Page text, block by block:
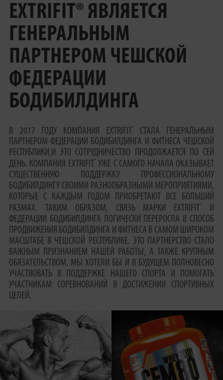
EXTRIFIT® ЯВЛЯЕТСЯ
ГЕНЕРАЛЬНЫМ
ПАРТНЕРОМ ЧЕШСКОЙ
ФЕДЕРАЦИИ
БОДИБИЛДИНГА
В 2017 ГОДУ КОМПАНИЯ EXTRIFIT ®
СТАЛА ГЕНЕРАЛЬНЫМ
ПАРТНЕРОМ ФЕДЕРАЦИИ БОДИБИЛДИНГА И ФИТНЕСА ЧЕШСКОЙ
РЕСПУБЛИКИ,И ЭТО СОТРУДНИЧЕСТВО ПРОДОЛЖАЕТСЯ ПО СЕЙ
ДЕНЬ. КОМПАНИЯ EXTRIFIT ®
УЖЕ С САМОГО НАЧАЛА ОКАЗЫВАЕТ
СУЩЕСТВЕННУЮ ПОДДЕРЖКУ ПРОФЕССИОНАЛЬНОМУ
БОДИБИЛДИНГУ СВОИМИ РАЗНООБРАЗНЫМИ МЕРОПРИЯТИЯМИ,
КОТОРЫЕ С КАЖДЫМ ГОДОМ ПРИОБРЕТАЮТ ВСЕ БОЛЬШИЙ
РАЗМАХ. ТАКИМ ОБРАЗОМ, СВЯЗЬ МАРКИ EXTRIFIT
И
ФЕДЕРАЦИИ БОДИБИЛДИНГА ЛОГИЧЕСКИ ПЕРЕРОСЛА В СПОСОБ
ПРОДВИЖЕНИЯ БОДИБИЛДИНГА И ФИТНЕСА В САМОМ ШИРОКОМ
МАСШТАБЕ В ЧЕШСКОЙ РЕСПУБЛИКЕ. ЭТО ПАРТНЕРСТВО СТАЛО
ВАЖНЫМ ПРИЗНАНИЕМ НАШЕЙ РАБОТЫ, А ТАКЖЕ КРУПНЫМ
ОБЯЗАТЕЛЬСТВОМ. МЫ ХОТЕЛИ БЫ И В БУДУЩЕМ ПОЛНОВЕСНО
УЧАСТВОВАТЬ В ПОДДЕРЖКЕ НАШЕГО СПОРТА И ПОМОГАТЬ
УЧАСТНИКАМ СОРЕВНОВАНИЙ В ДОСТИЖЕНИИ СПОРТИВНЫХ
ЦЕЛЕЙ.